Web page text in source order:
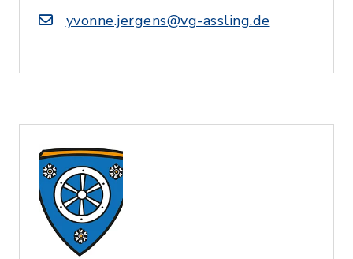
yvonne.jergens@vg-assling.de